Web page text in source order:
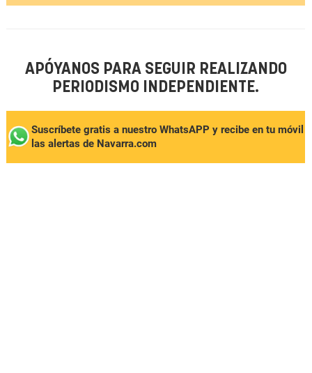
APÓYANOS PARA SEGUIR REALIZANDO
PERIODISMO INDEPENDIENTE.
Suscríbete gratis a nuestro WhatsAPP y recibe en tu móvil
las alertas de Navarra.com